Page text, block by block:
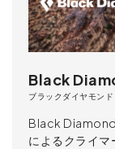
Black
ブラックダイヤモンド
Black Diamond
によるクライ